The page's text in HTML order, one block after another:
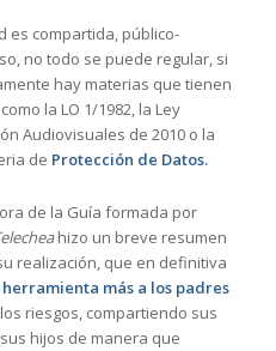
es compartida, público-
no todo se puede regular, si
hay materias que tienen
la LO 1/1982, la Ley
Audiovisuales de 2010 o la
de Protección de Datos.
de la Guía formada por
hizo un breve resumen
realización, que en definitiva
más a los padres
riesgos, compartiendo sus
hijos de manera que